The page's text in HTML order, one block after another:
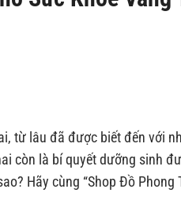
từ lâu đã được biết đến với
còn là bí quyết dưỡng sinh
Hãy cùng “Shop Đồ Phong